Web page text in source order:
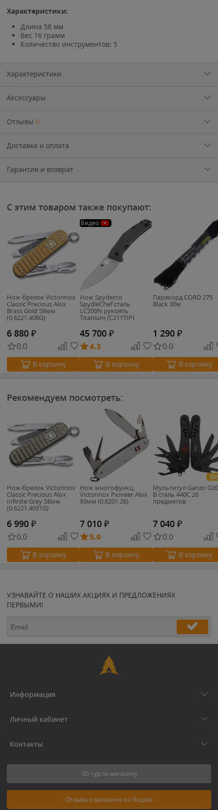
Характеристики:
Длина 58 мм
Вес 16 грамм
Количество инструментов: 5
Характеристики
Аксессуары
Отзывы 0
Доставка и оплата
Гарантия и возврат
С этим товаром также покупают:
Нож-брелок Victorinox
Classic Precious Alox
Brass Gold 58мм
(0.6221.408G)
6 880 ₽
0.0
В корзину
Видео
Нож Spyderco
SpydieChef сталь
LC200N рукоять
Titanium (C211TIP)
45 700 ₽
4.3
В корзину
Паракорд CORD 275
Black 30м
1 290 ₽
0.0
В корзину
Рекомендуем посмотреть:
Нож-брелок Victorinox
Classic Precious Alox
Infinite Grey 58мм
(0.6221.4031G)
6 990 ₽
0.0
В корзину
Нож многофункц.
Victorinox Pioneer Alox
93мм (0.8201.26)
7 010 ₽
5.0
В корзину
Мультитул Ganzo
B сталь 440C 26
предметов
7 040 ₽
0.0
В корзину
УЗНАВАЙТЕ О НАШИХ АКЦИЯХ И ПРЕДЛОЖЕНИЯХ
ПЕРВЫМИ!
Информация
Личный кабинет
Контакты
3D-тур по магазину
Отзывы о магазине на Яндекс